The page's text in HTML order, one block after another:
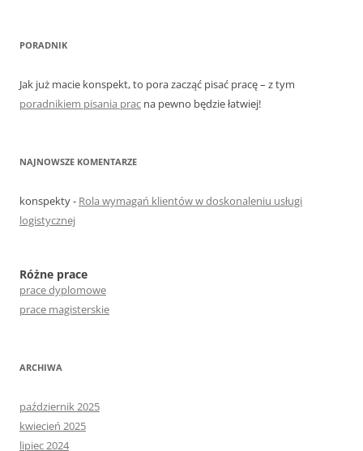
PORADNIK
Jak już macie konspekt, to pora zacząć pisać pracę – z tym
poradnikiem pisania prac na pewno będzie łatwiej!
NAJNOWSZE KOMENTARZE
konspekty- Rola wymagań klientów w doskonaleniu usługi
logistycznej
Różne prace
prace dyplomowe
prace magisterskie
ARCHIWA
październik 2025
kwiecień 2025
lipiec 2024